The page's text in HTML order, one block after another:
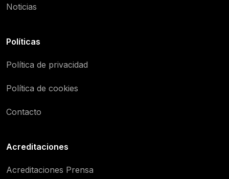
Noticias
Políticas
Política de privacidad
Política de cookies
Contacto
Acreditaciones
Acreditaciones Prensa